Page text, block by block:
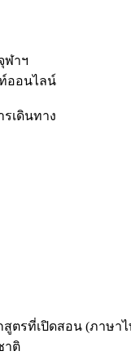
ฬาฯ
ออนไลน์
เดินทาง
ตรที่เปิดสอน (ภาษาไ
าติ